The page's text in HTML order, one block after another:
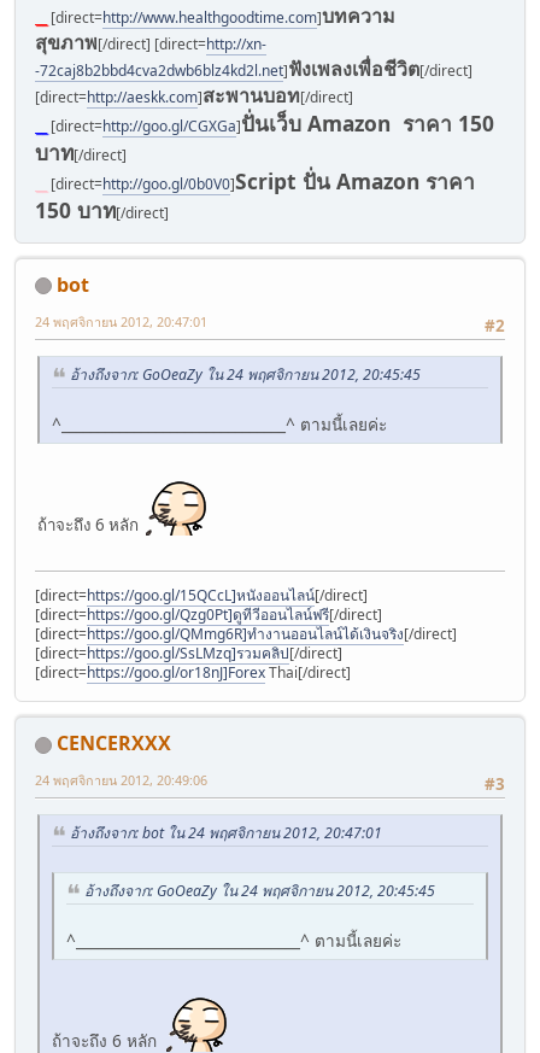
[direct=http://www.healthgoodtime.com]บทความ
สุขภาพ[/direct] [direct=http://xn-
-72caj8b2bbd4cva2dwb6blz4kd2l.net]ฟังเพลงเพื่อชีวิต[/direct]
[direct=http://aeskk.com]สะพานบอท[/direct]
[direct=http://goo.gl/CGXGa]ปั่นเว็บ Amazon ราคา 150
บาท[/direct]
[direct=http://goo.gl/0b0V0]Script ปั่น Amazon ราคา
150 บาท[/direct]
bot
#2
24 พฤศจิกายน 2012, 20:47:01
อ้างถึงจาก: GoOeaZy ใน 24 พฤศจิกายน 2012, 20:45:45
^_______________________________^ ตามนี้เลยค่ะ
ถ้าจะถึง 6 หลัก
[direct=https://goo.gl/15QCcL]หนังออนไลน์[/direct]
[direct=https://goo.gl/Qzg0Pt]ดูทีวีออนไลน์ฟรี[/direct]
[direct=https://goo.gl/QMmg6R]ทำงานออนไลน์ได้เงินจริง[/direct]
[direct=https://goo.gl/SsLMzq]รวมคลิป[/direct]
[direct=https://goo.gl/or18nJ]ForexThai[/direct]
CENCERXXX
#3
24 พฤศจิกายน 2012, 20:49:06
อ้างถึงจาก: bot ใน 24 พฤศจิกายน 2012, 20:47:01
อ้างถึงจาก: GoOeaZy ใน 24 พฤศจิกายน 2012, 20:45:45
^_______________________________^ ตามนี้เลยค่ะ
ถ้าจะถึง 6 หลัก